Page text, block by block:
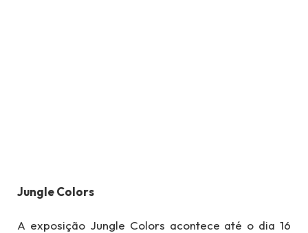
Jungle Colors
A exposição Jungle Colors acontece até o dia 16